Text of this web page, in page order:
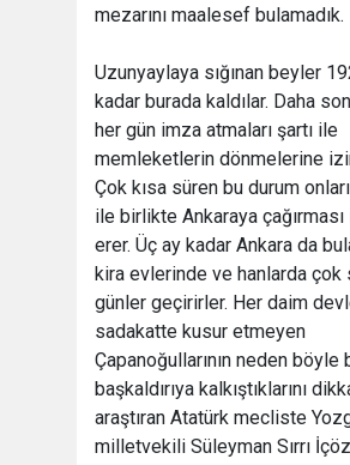
mezarını maalesef bulamadık.
Uzunyaylaya sığınan beyler
kadar burada kaldılar. Daha
her gün imza atmaları şartı ile
memleketlerin dönmelerine
Çok kısa süren bu durum
ile birlikte Ankaraya
erer. Üç ay kadar Ankara da
kira evlerinde ve hanlarda çok
günler geçirirler. Her daim
sadakatte kusur etmeyen
Çapanoğullarının neden böyle
başkaldırıya kalkıştıklarını
araştıran Atatürk mecliste
milletvekili Süleyman Sırrı